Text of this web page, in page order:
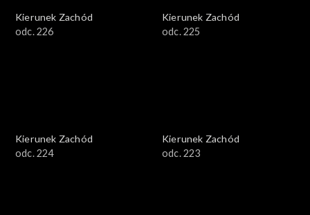
Kierunek Zachód
odc. 226
Kierunek Zachód
odc. 225
Kierunek Zachód
odc. 224
Kierunek Zachód
odc. 223